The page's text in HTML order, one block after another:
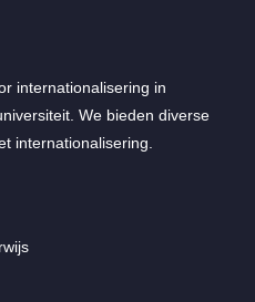
internationalisering in
We bieden diverse
internationalisering.